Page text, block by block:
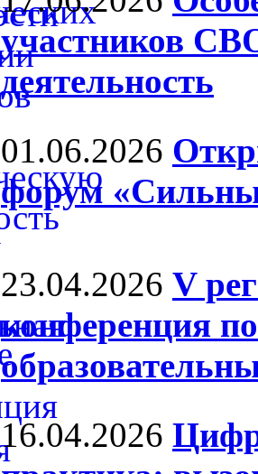
участников
деятельность
01.06.2026
форум
23.04.2026 V
конференция
16.04.2026